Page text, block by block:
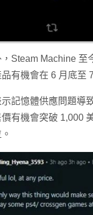
Steam Machine
有機會在 6 月底至
記憶體供應問題導
有機會突破 1,000